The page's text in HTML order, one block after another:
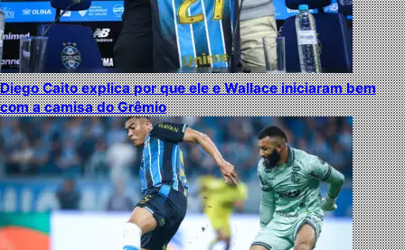
Diego Caito explica por que ele e Wallace iniciaram bem
com a camisa do Grêmio